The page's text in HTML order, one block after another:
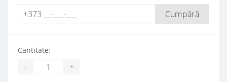
Cumpără
Cantitate:
- +